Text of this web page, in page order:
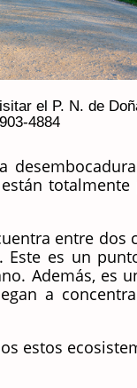
el P. N. de
4884
entre
es un
Además, es
a
estos